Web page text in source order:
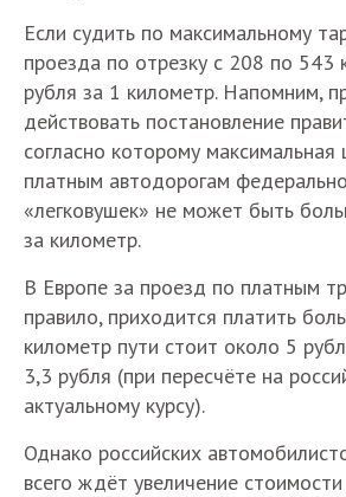
Если судить по максимальному
проезда по отрезку с 208 по 543
рубля за 1 километр. Напомним,
действовать постановление
согласно которому
платным автодорогам
«легковушек» не может быть
за километр.
В Европе за проезд по платным
правило, приходится платить
километр пути стоит около 5
3,3 рубля (при пересчёте на
актуальному курсу).
Однако российских
всего ждёт увеличение